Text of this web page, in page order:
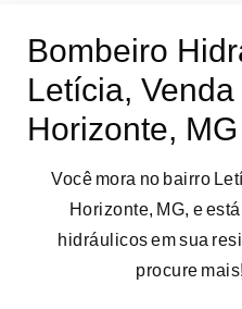
Bombeiro
Letícia,
Horizonte, MG
Você mora no bairro
Horizonte, MG, e
hidráulicos em sua
procure